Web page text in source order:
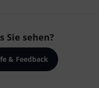
Sie sehen?
& Feedback